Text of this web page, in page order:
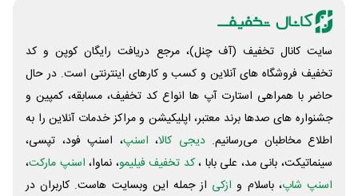
سایت کانال تخفیف (آف چنل)، مرجع دریافت رایگان کوپن و کد
تخفیف فروشگاه های آنلاین و کسب و‌ کارهای اینترنتی است. در حال
حاضر با همراهی استارت آپ ها انواع کد تخفیف، مسابقه، کمپین و
جشنواره های صدها برند معتبر، اپلیکیشن و مراکز خدمات آنلاین را به
اطلاع مخاطبان می‌رسانیم. دیجی کالا، اسنپ، اسنپ فود، تپسی،
سینماتیکت، بانی مد، علی‌ بابا ،کد تخفیف فیلیمو، نماوا، اسنپ مارکت،
اسنپ شاپ، باسلام و ازکی از جمله این وبسایت ‌هاست. کاربران در